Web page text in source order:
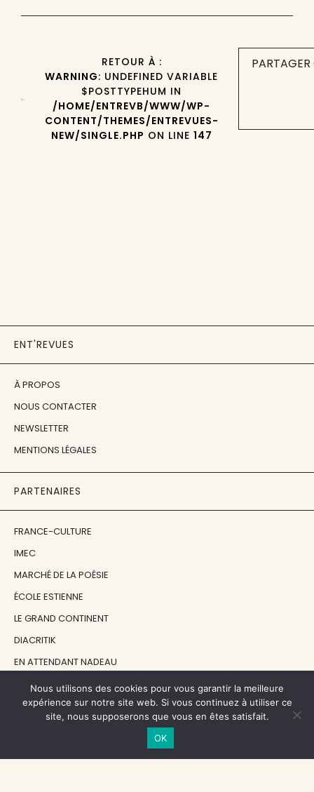
RETOUR À :
WARNING: UNDEFINED VARIABLE
$POSTTYPEHUM IN
/HOME/ENTREVB/WWW/WP-
CONTENT/THEMES/ENTREVUES-
NEW/SINGLE.PHP ON LINE 147
ENT'REVUES
À PROPOS
NOUS CONTACTER
NEWSLETTER
MENTIONS LÉGALES
PARTENAIRES
FRANCE-CULTURE
IMEC
MARCHÉ DE LA POÉSIE
ÉCOLE ESTIENNE
LE GRAND CONTINENT
DIACRITIK
EN ATTENDANT NADEAU
NOS SOUTIENS
Nous utilisons des cookies pour vous garantir la meilleure
expérience sur notre site web. Si vous continuez à utiliser ce
site, nous supposerons que vous en êtes satisfait.
OK